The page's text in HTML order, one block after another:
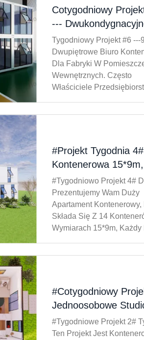
Sypialnie I Mały Balkon
Drugim Piętrze
Elementy Projektu: ...
Cotygodniowy
---
Biuro Kontenerowe
Do Wnętrza Fabryki.
Tygodniowy Projekt #6 ---
Dwupiętrowe Biuro
Dla Fabryki W
Wewnętrznych. Często
Właściciele
Produkcji.powoduje Słabą
Izolację Akustyczn...
#Projekt Tygodnia
Kontenerowa
Piętrowa, 3 Sypialnie,
Metrów
#Tygodniowo Projekt 4#
Prezentujemy Wam Duży
Apartament Kontenerowy,
Składa Się Z 14
Wymiarach 15*9m, Każdy
Garaż Jest Oczywiście
Niezbędny, ...
#Cotygodniowy
Jednoosobowe
Twoim Ogrodzie
Wykonane Z Dwóch
#Tygodniowe Projekt 2#
Ten Projekt Jest